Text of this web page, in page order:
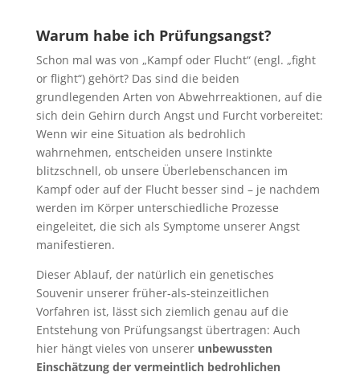
Warum habe ich Prüfungsangst?
Schon mal was von „Kampf oder Flucht“ (engl. „fight
or flight“) gehört? Das sind die beiden
grundlegenden Arten von Abwehrreaktionen, auf die
sich dein Gehirn durch Angst und Furcht vorbereitet:
Wenn wir eine Situation als bedrohlich
wahrnehmen, entscheiden unsere Instinkte
blitzschnell, ob unsere Überlebenschancen im
Kampf oder auf der Flucht besser sind – je nachdem
werden im Körper unterschiedliche Prozesse
eingeleitet, die sich als Symptome unserer Angst
manifestieren.
Dieser Ablauf, der natürlich ein genetisches
Souvenir unserer früher-als-steinzeitlichen
Vorfahren ist, lässt sich ziemlich genau auf die
Entstehung von Prüfungsangst übertragen: Auch
hier hängt vieles von unserer unbewussten
Einschätzung der vermeintlich bedrohlichen